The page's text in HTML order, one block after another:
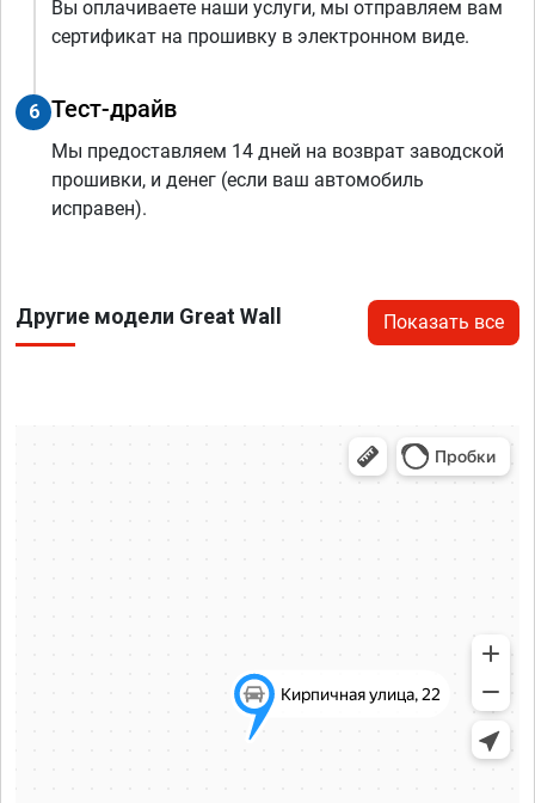
Вы оплачиваете наши услуги, мы отправляем вам
сертификат на прошивку в электронном виде.
6 Тест-драйв
Мы предоставляем 14 дней на возврат заводской
прошивки, и денег (если ваш автомобиль
исправен).
Другие модели Great Wall Показать все